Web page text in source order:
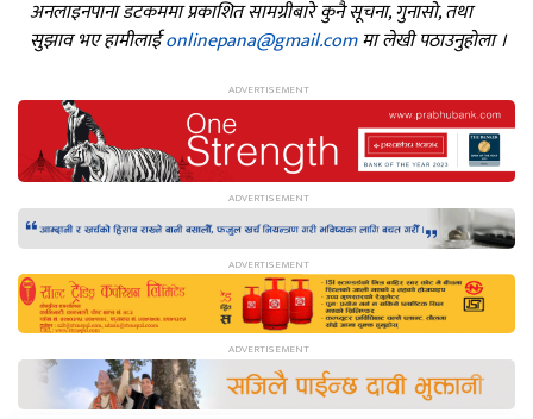
अनलाइनपाना डटकममा प्रकाशित सामग्रीबारे कुनै सूचना, गुनासो, तथा
सुझाव भए हामीलाईonlinepana@gmail.comमा लेखी पठाउनुहोला ।